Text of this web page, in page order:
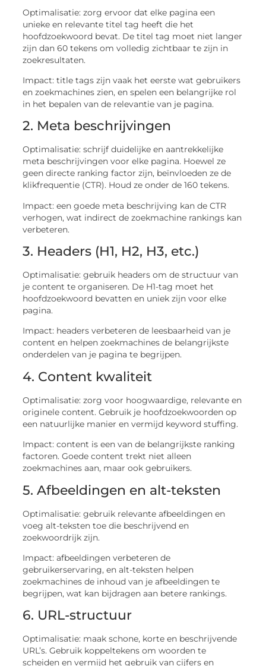
Optimalisatie: zorg ervoor dat elke pagina een
unieke en relevante titel tag heeft die het
hoofdzoekwoord bevat. De titel tag moet niet langer
zijn dan 60 tekens om volledig zichtbaar te zijn in
zoekresultaten.
Impact: title tags zijn vaak het eerste wat gebruikers
en zoekmachines zien, en spelen een belangrijke rol
in het bepalen van de relevantie van je pagina.
2. Meta beschrijvingen
Optimalisatie: schrijf duidelijke en aantrekkelijke
meta beschrijvingen voor elke pagina. Hoewel ze
geen directe ranking factor zijn, beïnvloeden ze de
klikfrequentie (CTR). Houd ze onder de 160 tekens.
Impact: een goede meta beschrijving kan de CTR
verhogen, wat indirect de zoekmachine rankings kan
verbeteren.
3. Headers (H1, H2, H3, etc.)
Optimalisatie: gebruik headers om de structuur van
je content te organiseren. De H1-tag moet het
hoofdzoekwoord bevatten en uniek zijn voor elke
pagina.
Impact: headers verbeteren de leesbaarheid van je
content en helpen zoekmachines de belangrijkste
onderdelen van je pagina te begrijpen.
4. Content kwaliteit
Optimalisatie: zorg voor hoogwaardige, relevante en
originele content. Gebruik je hoofdzoekwoorden op
een natuurlijke manier en vermijd keyword stuffing.
Impact: content is een van de belangrijkste ranking
factoren. Goede content trekt niet alleen
zoekmachines aan, maar ook gebruikers.
5. Afbeeldingen en alt-teksten
Optimalisatie: gebruik relevante afbeeldingen en
voeg alt-teksten toe die beschrijvend en
zoekwoordrijk zijn.
Impact: afbeeldingen verbeteren de
gebruikerservaring, en alt-teksten helpen
zoekmachines de inhoud van je afbeeldingen te
begrijpen, wat kan bijdragen aan betere rankings.
6. URL-structuur
Optimalisatie: maak schone, korte en beschrijvende
URL’s. Gebruik koppeltekens om woorden te
scheiden en vermijd het gebruik van cijfers en